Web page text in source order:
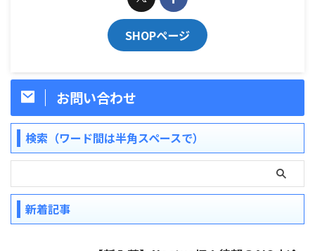
SHOPページ
お問い合わせ
検索（ワード間は半角スペースで）
新着記事